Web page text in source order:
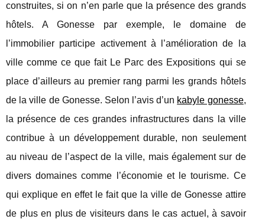
construites, si on n’en parle que la présence des grands
hôtels. A Gonesse par exemple, le domaine de
l’immobilier participe activement à l’amélioration de la
ville comme ce que fait Le Parc des Expositions qui se
place d’ailleurs au premier rang parmi les grands hôtels
de la ville de Gonesse. Selon l’avis d’un kabyle gonesse,
la présence de ces grandes infrastructures dans la ville
contribue à un développement durable, non seulement
au niveau de l’aspect de la ville, mais également sur de
divers domaines comme l’économie et le tourisme. Ce
qui explique en effet le fait que la ville de Gonesse attire
de plus en plus de visiteurs dans le cas actuel, à savoir